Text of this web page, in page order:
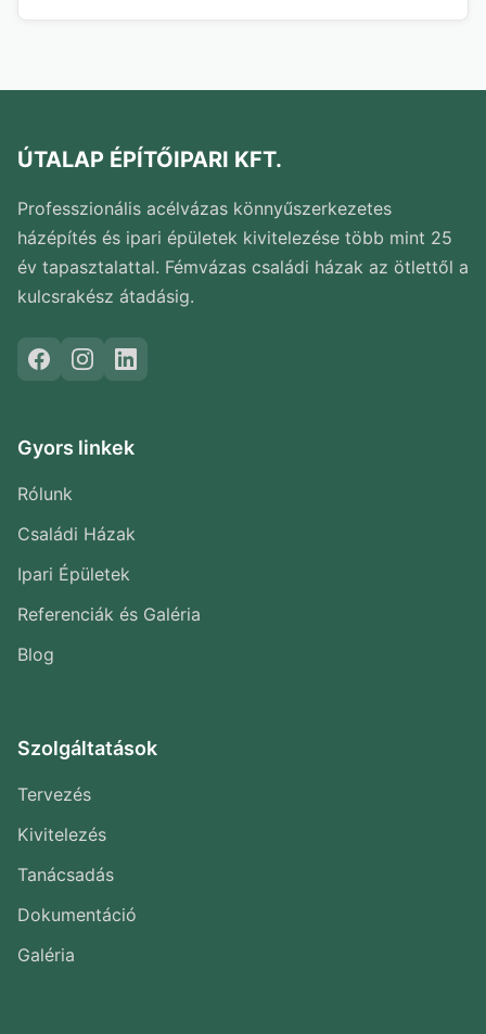
ÚTALAP ÉPÍTŐIPARI KFT.
Professzionális acélvázas könnyűszerkezetes
házépítés és ipari épületek kivitelezése több mint 25
év tapasztalattal. Fémvázas családi házak az ötlettől a
kulcsrakész átadásig.
Gyors linkek
Rólunk
Családi Házak
Ipari Épületek
Referenciák és Galéria
Blog
Szolgáltatások
Tervezés
Kivitelezés
Tanácsadás
Dokumentáció
Galéria